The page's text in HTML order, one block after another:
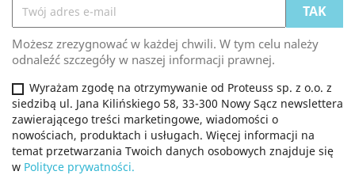
Możesz zrezygnować w każdej chwili. W tym celu należy
odnaleźć szczegóły w naszej informacji prawnej.
Wyrażam zgodę na otrzymywanie od Proteuss sp. z o.o. z
siedzibą ul. Jana Kilińskiego 58, 33-300 Nowy Sącz newslettera
zawierającego treści marketingowe, wiadomości o
nowościach, produktach i usługach. Więcej informacji na
temat przetwarzania Twoich danych osobowych znajduje się
w Polityce prywatności.